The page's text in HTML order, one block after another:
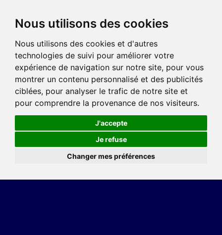
Nous utilisons des cookies
Nous utilisons des cookies et d'autres
technologies de suivi pour améliorer votre
expérience de navigation sur notre site, pour vous
montrer un contenu personnalisé et des publicités
ciblées, pour analyser le trafic de notre site et
pour comprendre la provenance de nos visiteurs.
J'accepte
Je refuse
Changer mes préférences